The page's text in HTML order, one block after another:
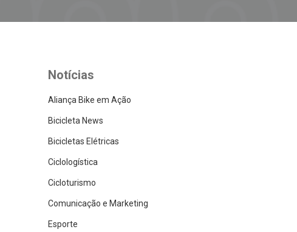
Notícias
Aliança Bike em Ação
Bicicleta News
Bicicletas Elétricas
Ciclologística
Cicloturismo
Comunicação e Marketing
Esporte